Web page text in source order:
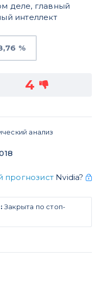
деле, главный
интеллект
%
4
анализ
прогнозистNvidia?
Закрыта по стоп-